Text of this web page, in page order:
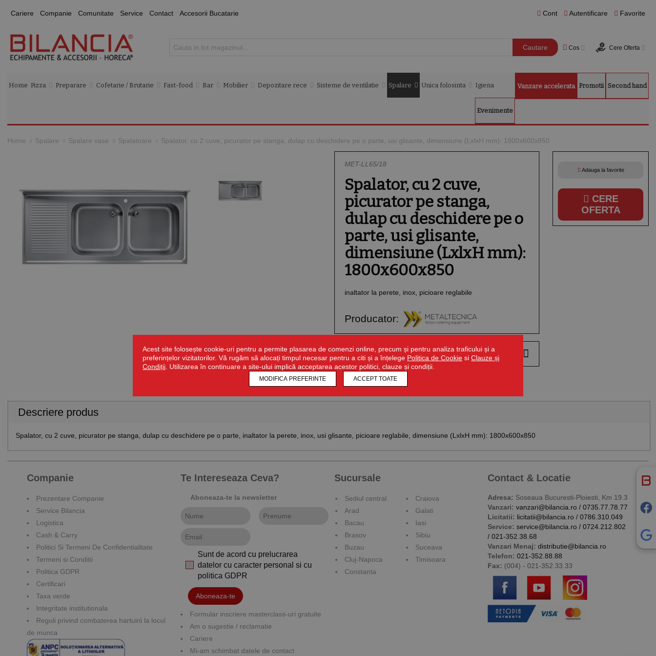
Acest site folosește cookie-uri pentru a permite plasarea de comenzi online, precum și pentru analiza traficului și a
preferințelor vizitatorilor. Vă rugăm să alocați timpul necesar pentru a citi și a înțelege Politica de Cookie si Clauze și
Condiții . Utilizarea în continuare a site-ului implică acceptarea acestor politici, clauze și condiții.
MODIFICA PREFERINTE ACCEPT TOATE
Cariere Companie Comunitate Service Contact Accesorii Bucatarie Cont Autentificare Favorite
Cautare Cere Oferta
Cos
Home Pizza Preparare Cofetarie / Brutarie Fast-food Bar Mobilier Depozitare rece Sisteme de ventilatie Spalare Unica folosinta Igiena Second hand
Promotii
Vanzare accelerata
Evenimente
Home Spalare Spalare vase Spalatoare Spalator, cu 2 cuve, picurator pe stanga, dulap cu deschidere pe o parte, usi glisante, dimensiune (LxlxH mm): 1800x600x850
MET-LL65/18
Spalator, cu 2 cuve,
picurator pe stanga,
dulap cu deschidere pe o
parte, usi glisante,
dimensiune (LxlxH mm):
1800x600x850
inaltator la perete, inox, picioare reglabile
Producator:
Detalii tehnice
Adauga la favorite
CERE
OFERTA
Descriere produs
Spalator, cu 2 cuve, picurator pe stanga, dulap cu deschidere pe o parte, inaltator la perete, inox, usi glisante, picioare reglabile, dimensiune (LxlxH mm): 1800x600x850
Companie
Prezentare Companie
Service Bilancia
Logistica
Cash & Carry
Politici Si Termeni De Confidentialitate
Termeni si Conditii
Politica GDPR
Certificari
Taxa verde
Integritate institutionala
Reguli privind combaterea hartuirii la locul
de munca
Te Intereseaza Ceva?
Aboneaza-te la newsletter
Sunt de acord cu prelucrarea
datelor cu caracter personal si cu
politica GDPR
Aboneaza-te
Formular inscriere masterclass-uri gratuite
Am o sugestie / reclamatie
Cariere
Mi-am schimbat datele de contact
Sucursale
Sediul central
Arad
Bacau
Brasov
Buzau
Cluj-Napoca
Constanta
Craiova
Galati
Iasi
Sibiu
Suceava
Timisoara
Contact & Locatie
Adresa: Soseaua Bucuresti-Ploiesti, Km 19.3
Vanzari:vanzari@bilancia.ro / 0735.77.78.77
Licitatii: licitatii@bilancia.ro /0786.310.049
Service:service@bilancia.ro /0724.212.802
/021-352.38.68
Vanzari Menaj: distributie@bilancia.ro
Telefon:021-352.88.88
Fax: (004) - 021-352.33.33